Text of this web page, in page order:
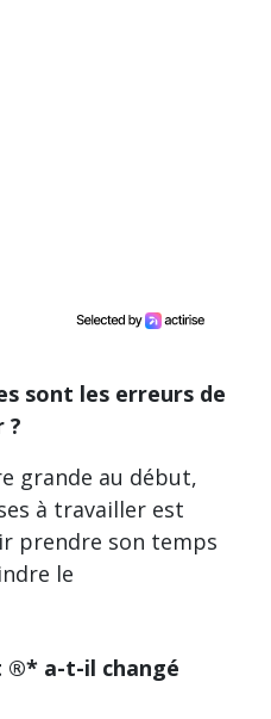
sont les erreurs de
?
grande au début,
à travailler est
prendre son temps
le
®* a-t-il changé